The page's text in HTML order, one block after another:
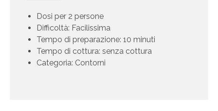
Dosi per 2 persone
Difficoltà: Facilissima
Tempo di preparazione: 10 minuti
Tempo di cottura: senza cottura
Categoria: Contorni